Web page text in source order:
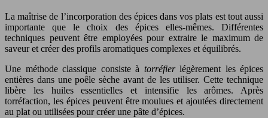
La maîtrise de l’incorporation des épices dans vos plats est tout aussi
importante que le choix des épices elles-mêmes. Différentes
techniques peuvent être employées pour extraire le maximum de
saveur et créer des profils aromatiques complexes et équilibrés.
Une méthode classique consiste à torréfier légèrement les épices
entières dans une poêle sèche avant de les utiliser. Cette technique
libère les huiles essentielles et intensifie les arômes. Après
torréfaction, les épices peuvent être moulues et ajoutées directement
au plat ou utilisées pour créer une pâte d’épices.